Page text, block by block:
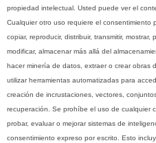
propiedad intelectual. Usted puede ver el
Cualquier otro uso requiere el consentimiento
copiar, reproducir, distribuir, transmitir,
modificar, almacenar más allá del
hacer minería de datos, extraer o crear obras
utilizar herramientas automatizadas para
creación de incrustaciones, vectores,
recuperación. Se prohíbe el uso de cualquier
probar, evaluar o mejorar sistemas de
consentimiento expreso por escrito. Esto